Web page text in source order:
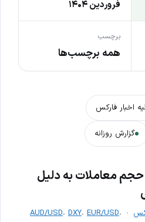
فروردین ۱۴۰۴
برچسب
همه برچسب‌ها
اخبار فارکس
گزارش روزانه
معاملات به دلیل
AUD/USD، DXY، EUR/USD،